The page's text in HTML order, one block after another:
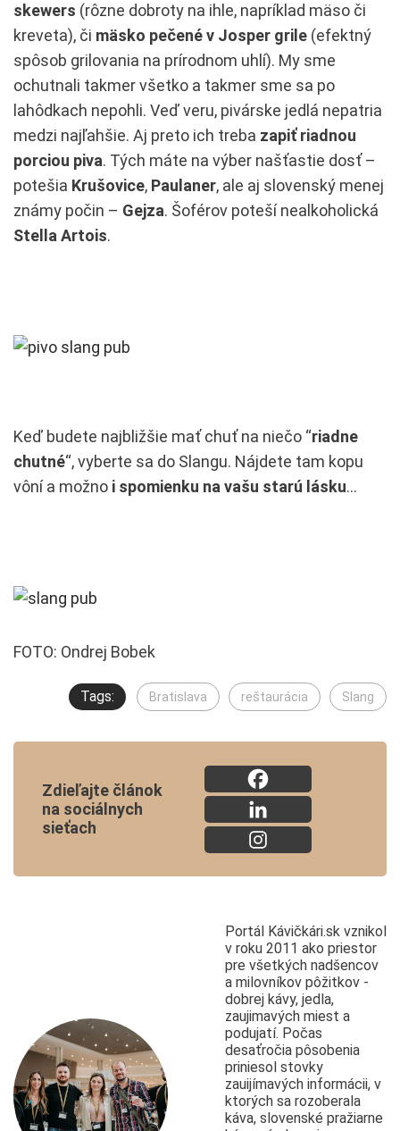
skewers (rôzne dobroty na ihle, napríklad mäso či
kreveta), či mäsko pečené v Josper grile (efektný
spôsob grilovania na prírodnom uhlí). My sme
ochutnali takmer všetko a takmer sme sa po
lahôdkach nepohli. Veď veru, pivárske jedlá nepatria
medzi najľahšie. Aj preto ich treba zapiť riadnou
porciou piva. Tých máte na výber našťastie dosť –
potešia Krušovice, Paulaner, ale aj slovenský menej
známy počin – Gejza. Šoférov poteší nealkoholická
Stella Artois.
Keď budete najbližšie mať chuť na niečo “riadne
chutné“, vyberte sa do Slangu. Nájdete tam kopu
vôní a možno i spomienku na vašu starú lásku…
FOTO: Ondrej Bobek
Tags: Bratislava reštaurácia Slang
Zdieľajte článok
na sociálnych
sieťach
Portál Kávičkári.sk vznikol
v roku 2011 ako priestor
pre všetkých nadšencov
a milovníkov pôžitkov -
dobrej kávy, jedla,
zaujimavých miest a
podujatí. Počas
desaťročia pôsobenia
priniesol stovky
zauijímavých informácii, v
ktorých sa rozoberala
káva, slovenské pražiarne